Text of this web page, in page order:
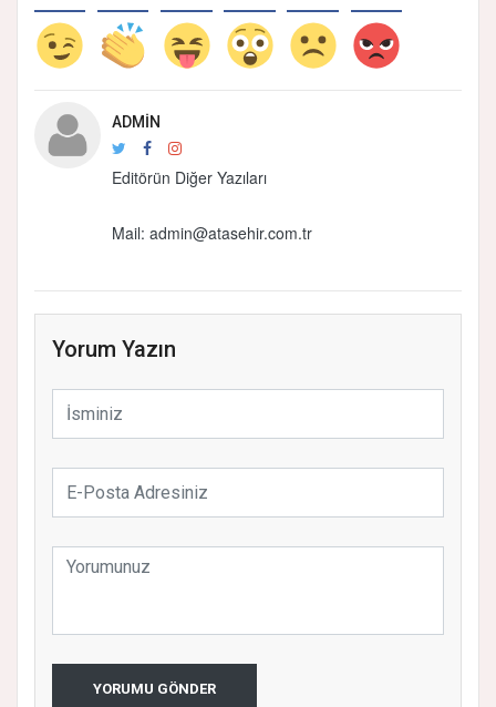
ADMIN
Editörün Diğer Yazıları
Mail: admin@atasehir.com.tr
Yorum Yazın
YORUMU GÖNDER